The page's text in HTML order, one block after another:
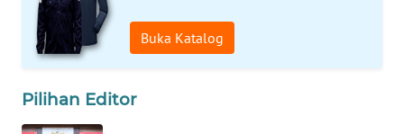
Buka Katalog
Pilihan Editor
WAHANA
OTOMOTIF
WAHANA
HEALTH